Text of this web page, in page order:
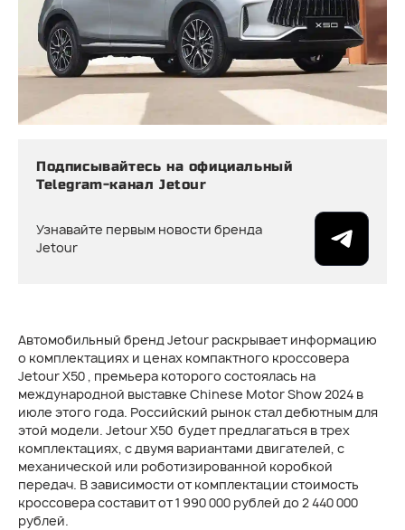
Подписывайтесь на официальный
Telegram-канал Jetour
Узнавайте первым новости бренда
Jetour
Автомобильный бренд Jetour раскрывает информацию
о комплектациях и ценах компактного кроссовера
Jetour Х50 , премьера которого состоялась на
международной выставке Chinese Motor Show 2024 в
июле этого года. Российский рынок стал дебютным для
этой модели. Jetour X50 будет предлагаться в трех
комплектациях, с двумя вариантами двигателей, с
механической или роботизированной коробкой
передач. В зависимости от комплектации стоимость
кроссовера составит от 1 990 000 рублей до 2 440 000
рублей.